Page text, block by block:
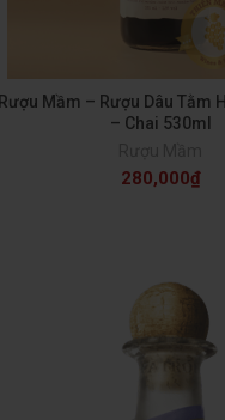
Rượu Mầm – Rượu Dâu Tằm
– Chai 530ml
280,000₫